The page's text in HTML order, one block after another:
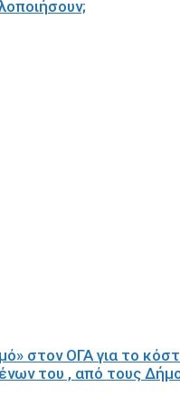
στον ΟΓΑ για το
του , από τους